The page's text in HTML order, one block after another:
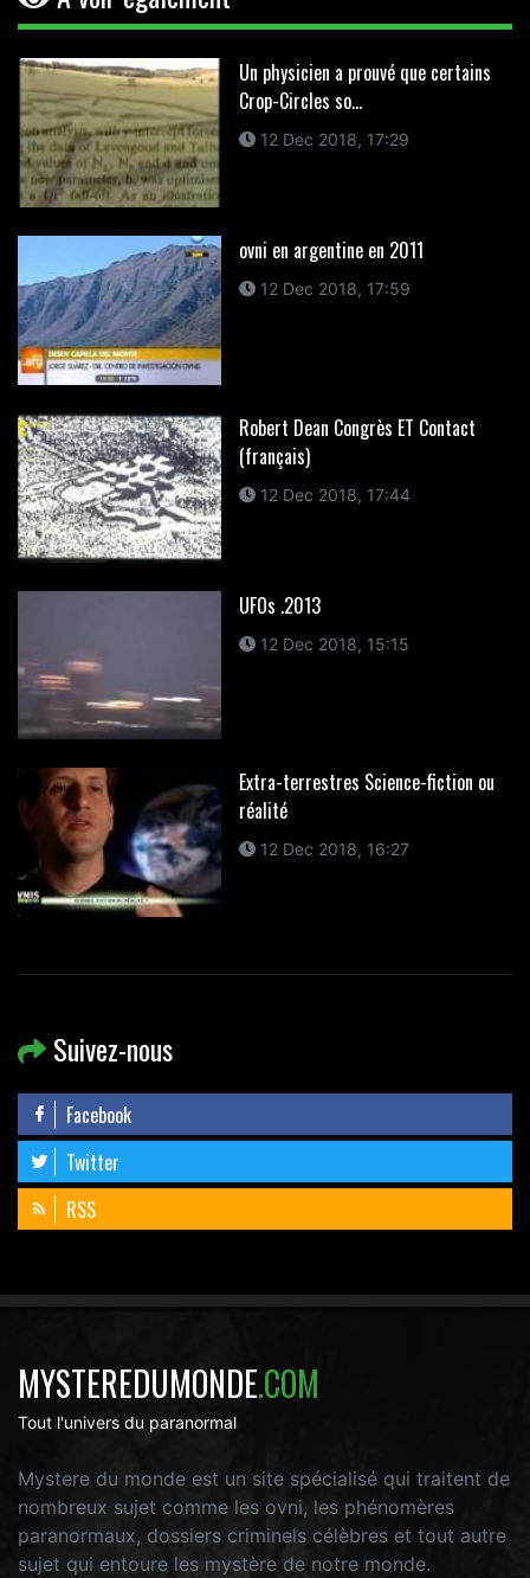
Un physicien a prouvé que certains
Crop-Circles so...
12 Dec 2018, 17:29
ovni en argentine en 2011
12 Dec 2018, 17:59
Robert Dean Congrès ET Contact
(français)
12 Dec 2018, 17:44
UFOs .2013
12 Dec 2018, 15:15
Extra-terrestres Science-fiction ou
réalité
12 Dec 2018, 16:27
Suivez-nous
Facebook
Twitter
RSS
MYSTEREDUMONDE.COM
Tout l'univers du paranormal
Mystere du monde est un site spécialisé qui traitent de
nombreux sujet comme les ovni, les phénomères
paranormaux, dossiers criminels célèbres et tout autre
sujet qui entoure les mystère de notre monde.